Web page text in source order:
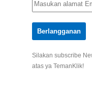
Silakan subscribe
atas ya TemanKlik!